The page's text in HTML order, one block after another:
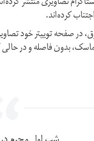
کرده‌اند.
در صفحه توییتر خود
ماسک، بدون فاصله و در